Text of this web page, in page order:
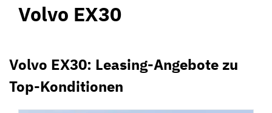
Volvo EX30
Volvo EX30: Leasing-Angebote zu
Top-Konditionen